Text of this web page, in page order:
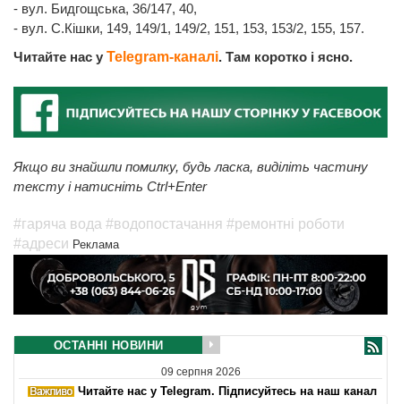
- вул. Бидгощська, 36/147, 40,
- вул. С.Кішки, 149, 149/1, 149/2, 151, 153, 153/2, 155, 157.
Читайте нас у Telegram-каналі. Там коротко і ясно.
Якщо ви знайшли помилку, будь ласка, виділіть частину
тексту і натисніть Ctrl+Enter
#гаряча вода #водопостачання #ремонтні роботи
#адреси Реклама
ОСТАННІ НОВИНИ
09 серпня 2026
Читайте нас у Telegram. Підписуйтесь на наш канал